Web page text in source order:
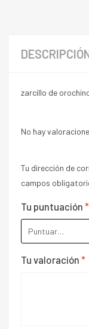
zarcillo de
No hay
Tu dirección de
campos
Tu puntuación *
Tu valoración *